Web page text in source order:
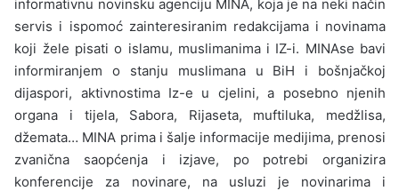
informativnu novinsku agenciju MINA, koja je na neki način
servis i ispomoć zainteresiranim redakcijama i novinama
koji žele pisati o islamu, muslimanima i IZ-i. MINAse bavi
informiranjem o stanju muslimana u BiH i bošnjačkoj
dijaspori, aktivnostima Iz-e u cjelini, a posebno njenih
organa i tijela, Sabora, Rijaseta, muftiluka, medžlisa,
džemata… MINA prima i šalje informacije medijima, prenosi
zvanična saopćenja i izjave, po potrebi organizira
konferencije za novinare, na usluzi je novinarima i